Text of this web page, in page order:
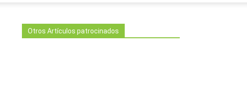
Otros Artículos patrocinados